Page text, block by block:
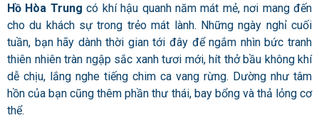
Hồ Hòa Trung có khí hậu quanh năm mát mẻ, nơi mang đến
cho du khách sự trong trẻo mát lành. Những ngày nghỉ cuối
tuần, bạn hãy dành thời gian tới đây để ngắm nhìn bức tranh
thiên nhiên tràn ngập sắc xanh tươi mới, hít thở bầu không khí
dễ chịu, lắng nghe tiếng chim ca vang rừng. Dường như tâm
hồn của bạn cũng thêm phần thư thái, bay bổng và thả lỏng cơ
thể.